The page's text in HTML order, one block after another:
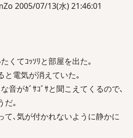
2005/07/13(水) 21:46:01
くてｺｯｿﾘと部屋を出た｡
と電気が消えていた｡
音がｶﾞｻｺﾞｻと聞こえてくるので､
だ｡
て､気が付かれないように静かに